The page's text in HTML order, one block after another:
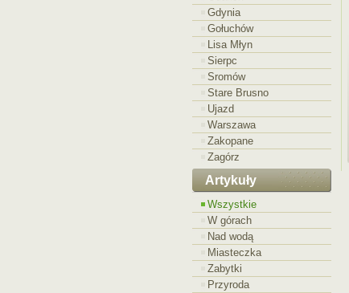
Gdynia
Gołuchów
Lisa Młyn
Sierpc
Sromów
Stare Brusno
Ujazd
Warszawa
Zakopane
Zagórz
Artykuły
Wszystkie
W górach
Nad wodą
Miasteczka
Zabytki
Przyroda